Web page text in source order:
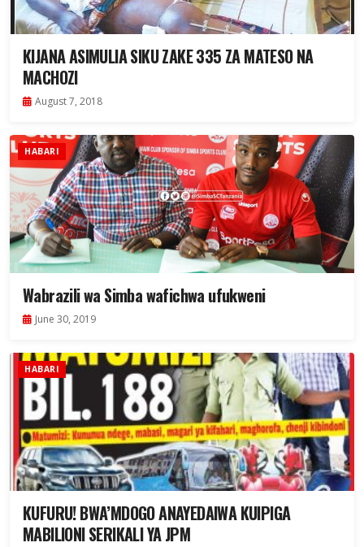
KIJANA ASIMULIA SIKU ZAKE 335 ZA MATESO NA
MACHOZI
August 7, 2018
HABARI
Wabrazili wa Simba wafichwa ufukweni
June 30, 2019
HABARI
KUFURU! BWA’MDOGO ANAYEDAIWA KUIPIGA
MABILIONI SERIKALI YA JPM